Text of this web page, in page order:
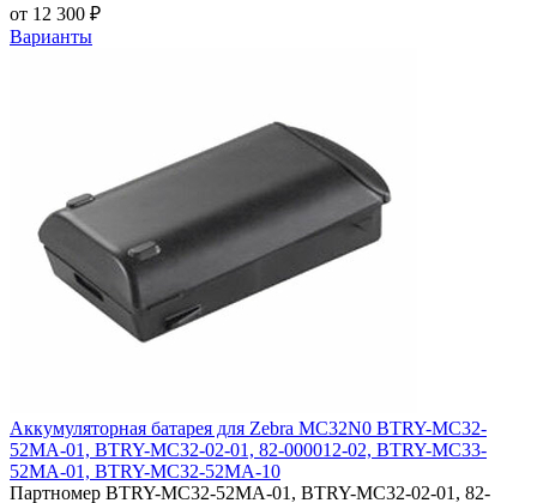
от 12 300 ₽
Варианты
Аккумуляторная батарея для Zebra MC32N0 BTRY-MC32-
52MA-01, BTRY-MC32-02-01, 82-000012-02, BTRY-MC33-
52MA-01, BTRY-MC32-52MA-10
Партномер BTRY-MC32-52MA-01, BTRY-MC32-02-01, 82-